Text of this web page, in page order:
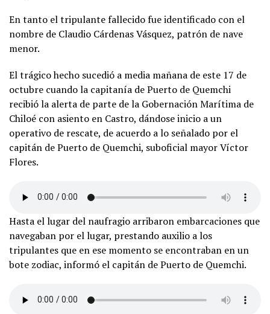
En tanto el tripulante fallecido fue identificado con el
nombre de Claudio Cárdenas Vásquez, patrón de nave
menor.
El trágico hecho sucedió a media mañana de este 17 de
octubre cuando la capitanía de Puerto de Quemchi
recibió la alerta de parte de la Gobernación Marítima de
Chiloé con asiento en Castro, dándose inicio a un
operativo de rescate, de acuerdo a lo señalado por el
capitán de Puerto de Quemchi, suboficial mayor Víctor
Flores.
Hasta el lugar del naufragio arribaron embarcaciones que
navegaban por el lugar, prestando auxilio a los
tripulantes que en ese momento se encontraban en un
bote zodiac, informó el capitán de Puerto de Quemchi.